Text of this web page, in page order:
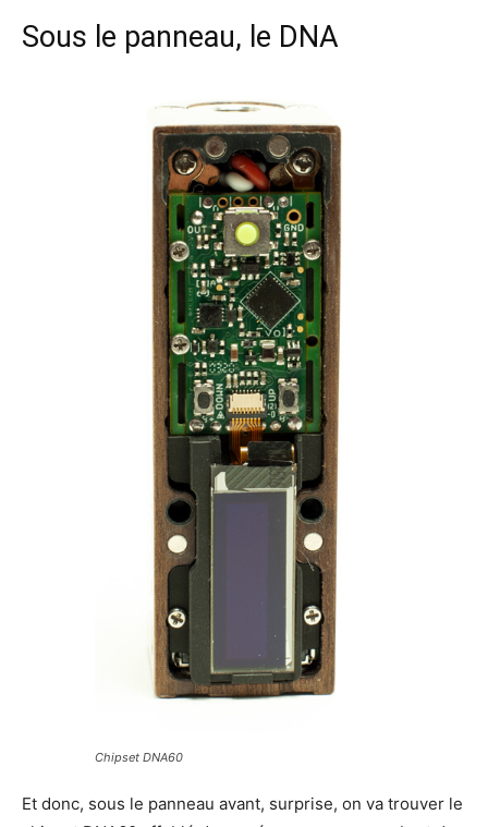
Sous le panneau, le DNA
Chipset DNA60
Et donc, sous le panneau avant, surprise, on va trouver le